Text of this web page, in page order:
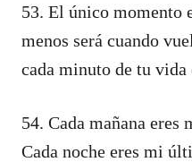
53. El único momento
menos será cuando
cada minuto de tu vida
54. Cada mañana
Cada noche eres mi